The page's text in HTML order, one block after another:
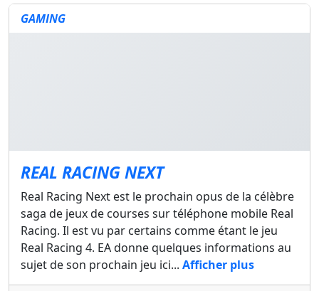
GAMING
REAL RACING NEXT
Real Racing Next est le prochain opus de la célèbre
saga de jeux de courses sur téléphone mobile Real
Racing. Il est vu par certains comme étant le jeu
Real Racing 4. EA donne quelques informations au
sujet de son prochain jeu ici... Afficher plus